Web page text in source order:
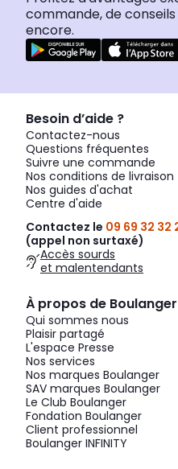
commande, de
encore.
Besoin d’aide ?
Contactez-nous
Questions fréquentes
Suivre une commande
Nos conditions de livraison
Nos guides d'achat
Centre d'aide
Contactez le 09 69 32 32
(appel non surtaxé)
Accès sourds
et malentendants
À propos de Boulanger
Qui sommes nous
Plaisir partagé
L'espace Presse
Nos services
Nos marques Boulanger
SAV marques Boulanger
Le Club Boulanger
Fondation Boulanger
Client professionnel
Boulanger INFINITY